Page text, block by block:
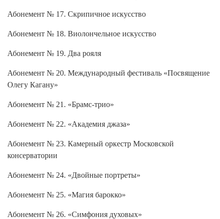
Абонемент № 17. Скрипичное искусство
Абонемент № 18. Виолончельное искусство
Абонемент № 19. Два рояля
Абонемент № 20. Международный фестиваль «Посвящение
Олегу Кагану»
Абонемент № 21. «Брамс-трио»
Абонемент № 22. «Академия джаза»
Абонемент № 23. Камерный оркестр Московской
консерватории
Абонемент № 24. «Двойные портреты»
Абонемент № 25. «Магия барокко»
Абонемент № 26. «Симфония духовых»